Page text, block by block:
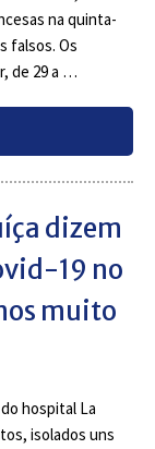
na quinta-
falsos. Os
de 29 a …
dizem
19 no
muito
hospital La
isolados uns